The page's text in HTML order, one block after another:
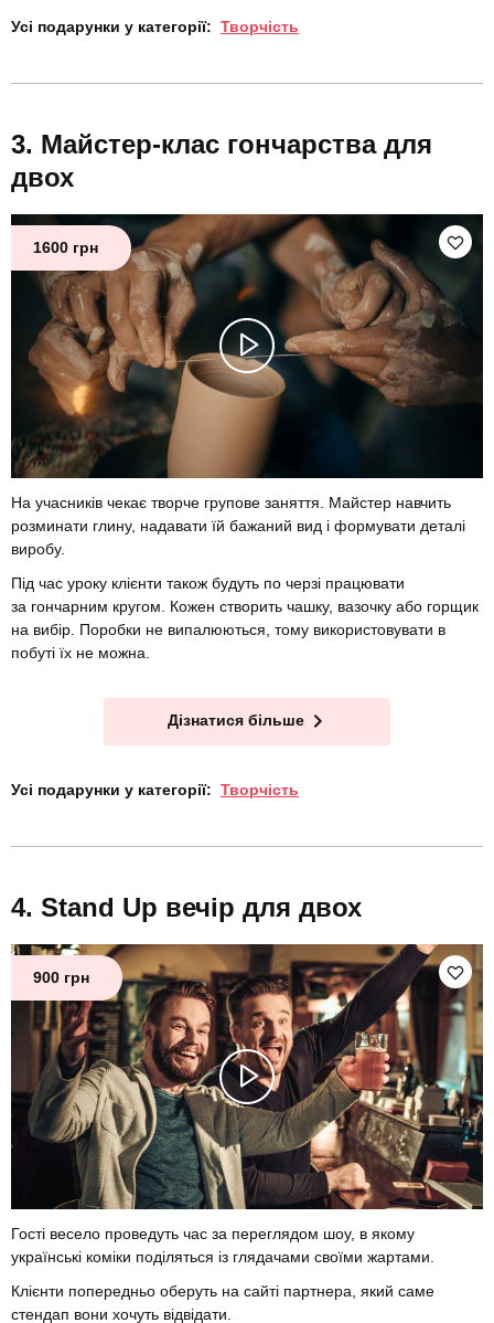
Усі подарунки у категорії: Творчість
Майстер-клас гончарства для
двох
1600 грн
На учасників чекає творче групове заняття. Майстер навчить
розминати глину, надавати їй бажаний вид і формувати деталі
виробу.
Під час уроку клієнти також будуть по черзі працювати
за гончарним кругом. Кожен створить чашку, вазочку або горщик
на вибір. Поробки не випалюються, тому використовувати в
побуті їх не можна.
Дізнатися більше
Усі подарунки у категорії: Творчість
Stand Up вечір для двох
900 грн
Гості весело проведуть час за переглядом шоу, в якому
українські коміки поділяться із глядачами своїми жартами.
Клієнти попередньо оберуть на сайті партнера, який саме
стендап вони хочуть відвідати.